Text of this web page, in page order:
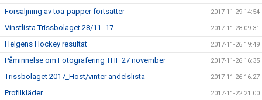
Försäljning av toa-papper fortsätter 2017-11-29 14:54
Vinstlista Trissbolaget 28/11 -17 2017-11-28 09:31
Helgens Hockey resultat 2017-11-26 19:49
Påminnelse om Fotografering THF 27 november 2017-11-26 16:35
Trissbolaget 2017_Höst/vinter andelslista 2017-11-26 16:27
Profilkläder 2017-11-22 21:00